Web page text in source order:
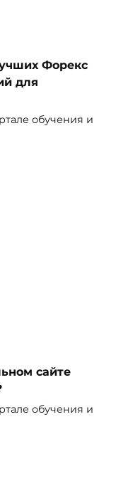
Форекс
для
обучения и
сайте
обучения и